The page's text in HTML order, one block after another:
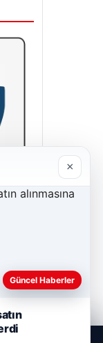
×
Güncel Haberler